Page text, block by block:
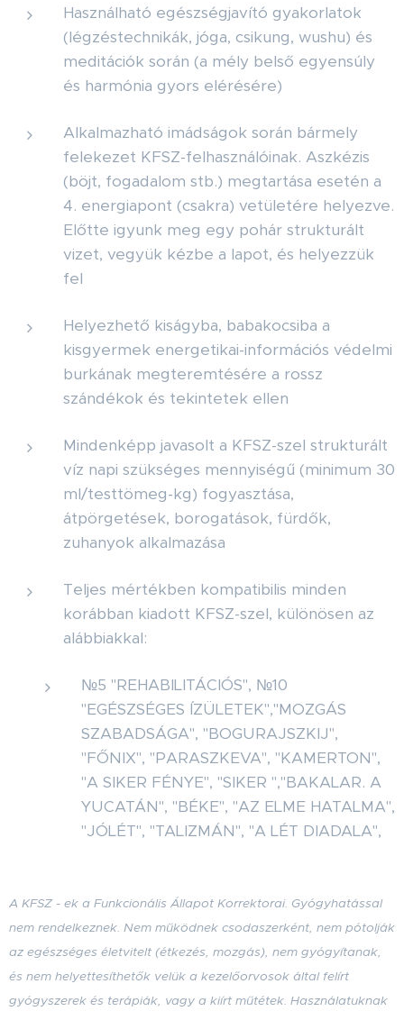
Használható egészségjavító gyakorlatok
(légzéstechnikák, jóga, csikung, wushu) és
meditációk során (a mély belső egyensúly
és harmónia gyors elérésére)
Alkalmazható imádságok során bármely
felekezet KFSZ-felhasználóinak. Aszkézis
(böjt, fogadalom stb.) megtartása esetén a
4. energiapont (csakra) vetületére helyezve.
Előtte igyunk meg egy pohár strukturált
vizet, vegyük kézbe a lapot, és helyezzük
fel
Helyezhető kiságyba, babakocsiba a
kisgyermek energetikai-információs védelmi
burkának megteremtésére a rossz
szándékok és tekintetek ellen
Mindenképp javasolt a KFSZ-szel strukturált
víz napi szükséges mennyiségű (minimum 30
ml/testtömeg-kg) fogyasztása,
átpörgetések, borogatások, fürdők,
zuhanyok alkalmazása
Teljes mértékben kompatibilis minden
korábban kiadott KFSZ-szel, különösen az
alábbiakkal:
№5 "REHABILITÁCIÓS", №10
"EGÉSZSÉGES ÍZÜLETEK","MOZGÁS
SZABADSÁGA", "BOGURAJSZKIJ",
"FŐNIX", "PARASZKEVA", "KAMERTON",
"A SIKER FÉNYE", "SIKER ","BAKALAR. A
YUCATÁN", "BÉKE", "AZ ELME HATALMA",
"JÓLÉT", "TALIZMÁN", "A LÉT DIADALA",
A KFSZ - ek a Funkcionális Állapot Korrektorai. Gyógyhatással
nem rendelkeznek. Nem működnek csodaszerként, nem pótolják
az egészséges életvitelt (étkezés, mozgás), nem gyógyítanak,
és nem helyettesíthetők velük a kezelőorvosok által felírt
gyógyszerek és terápiák, vagy a kiírt műtétek. Használatuknak